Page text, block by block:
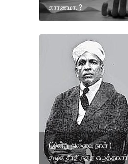
காரணமா..?
(இன்று நினைவு நாள் )
சமூக சீர்திருத்த எழுத்தாளர்